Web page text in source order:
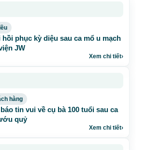
hồi phục kỳ diệu sau ca mổ u mạch
JW
Xem chi tiết›
hàng
tin vui về cụ bà 100 tuổi sau ca
quỷ
Xem chi tiết›